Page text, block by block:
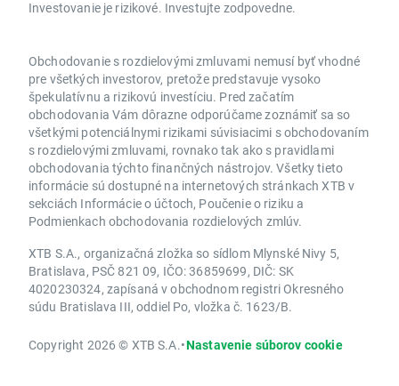
Investovanie je rizikové. Investujte zodpovedne.
Obchodovanie s rozdielovými zmluvami nemusí byť vhodné
pre všetkých investorov, pretože predstavuje vysoko
špekulatívnu a rizikovú investíciu. Pred začatím
obchodovania Vám dôrazne odporúčame zoznámiť sa so
všetkými potenciálnymi rizikami súvisiacimi s obchodovaním
s rozdielovými zmluvami, rovnako tak ako s pravidlami
obchodovania týchto finančných nástrojov. Všetky tieto
informácie sú dostupné na internetových stránkach XTB v
sekciách Informácie o účtoch, Poučenie o riziku a
Podmienkach obchodovania rozdielových zmlúv.
XTB S.A., organizačná zložka so sídlom Mlynské Nivy 5,
Bratislava, PSČ 821 09, IČO: 36859699, DIČ: SK
4020230324, zapísaná v obchodnom registri Okresného
súdu Bratislava III, oddiel Po, vložka č. 1623/B.
Copyright 2026 © XTB S.A.•Nastavenie súborov cookie